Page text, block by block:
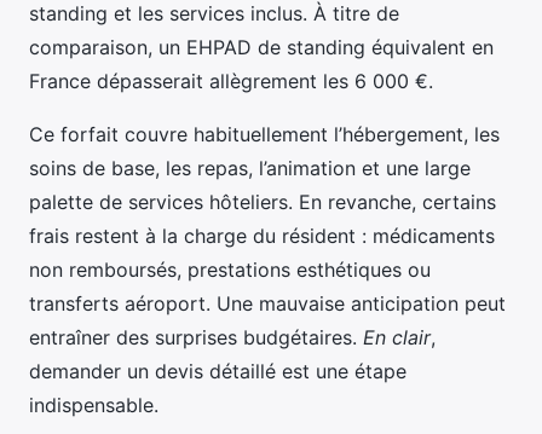
standing et les services inclus. À titre de
comparaison, un EHPAD de standing équivalent en
France dépasserait allègrement les 6 000 €.
Ce forfait couvre habituellement l’hébergement, les
soins de base, les repas, l’animation et une large
palette de services hôteliers. En revanche, certains
frais restent à la charge du résident : médicaments
non remboursés, prestations esthétiques ou
transferts aéroport. Une mauvaise anticipation peut
entraîner des surprises budgétaires. En clair,
demander un devis détaillé est une étape
indispensable.